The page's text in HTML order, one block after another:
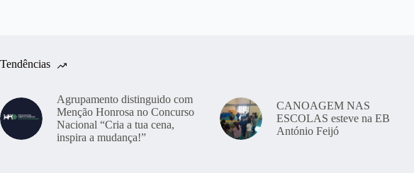
Tendências
Agrupamento distinguido com
Menção Honrosa no Concurso
Nacional “Cria a tua cena,
inspira a mudança!”
CANOAGEM NAS
ESCOLAS esteve na EB
António Feijó